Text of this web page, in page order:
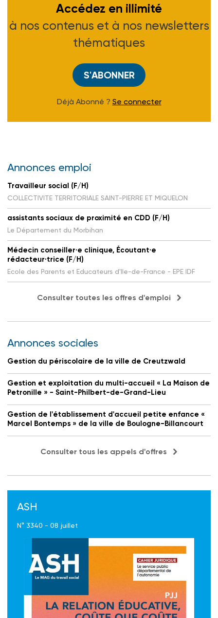
Accédez en illimité
à nos contenus et à nos newsletters
thématiques
S'ABONNER
Déjà Abonné ? Se connecter
Annonces emploi
Travailleur social (F/H)
COLLECTIVITE TERRITORIALE SAINT-PIERRE ET MIQUELON
assistants sociaux de proximité en CDD (F/H)
Le Département du Morbihan
Médecin conseiller·e clinique, Écoutant·e
rédacteur·trice (F/H)
Ecole des Parents et Educateurs d'Ile-de-France - EPE IDF
Consulter toutes les offres d'emploi
Annonces sociales
Gestion du périscolaire de la ville de Creutzwald
Gestion et exploitation du multi-accueil « La Maison de
Petronille » - Saint-Philbert-de-Grand-Lieu
Gestion de l'établissement d'accueil petite enfance «
Marcel Bontemps » de la ville de Boulogne-Billancourt
Consulter tous les appels d'offres
ASH
N° 3340 - 08 juillet